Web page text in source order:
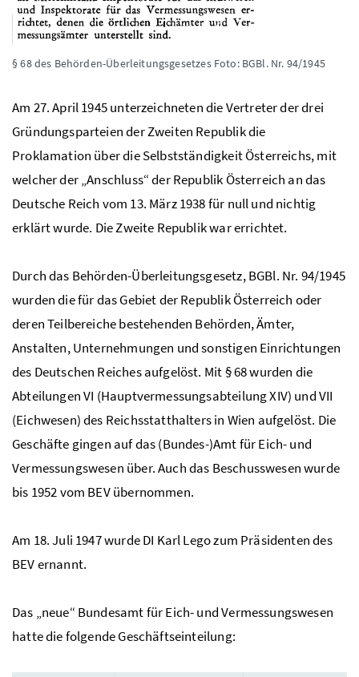
§ 68 des Behörden-Überleitungsgesetzes Foto: BGBl. Nr. 94/1945
Am 27. April 1945 unterzeichneten die Vertreter der drei
Gründungsparteien der Zweiten Republik die
Proklamation über die Selbstständigkeit Österreichs, mit
welcher der „Anschluss“ der Republik Österreich an das
Deutsche Reich vom 13. März 1938 für null und nichtig
erklärt wurde. Die Zweite Republik war errichtet.
Durch das Behörden-Überleitungsgesetz, BGBl. Nr. 94/1945
wurden die für das Gebiet der Republik Österreich oder
deren Teilbereiche bestehenden Behörden, Ämter,
Anstalten, Unternehmungen und sonstigen Einrichtungen
des Deutschen Reiches aufgelöst. Mit § 68 wurden die
Abteilungen VI (Hauptvermessungsabteilung XIV) und VII
(Eichwesen) des Reichsstatthalters in Wien aufgelöst. Die
Geschäfte gingen auf das (Bundes-)Amt für Eich- und
Vermessungswesen über. Auch das Beschusswesen wurde
bis 1952 vom BEV übernommen.
Am 18. Juli 1947 wurde DI Karl Lego zum Präsidenten des
BEV ernannt.
Das „neue“ Bundesamt für Eich- und Vermessungswesen
hatte die folgende Geschäftseinteilung: